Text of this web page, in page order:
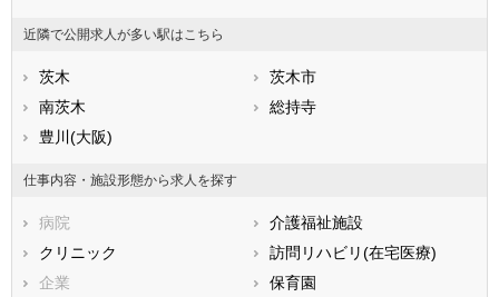
石川県
福井県
静岡県
滋賀県
兵庫県
香川県
高知県
福岡県
長崎県
熊本県
近隣で公開求人が多い駅はこちら
茨木
茨木市
南茨木
総持寺
豊川(大阪)
仕事内容・施設形態から求人を探す
病院
介護福祉施設
クリニック
訪問リハビリ(在宅医療)
企業
保育園